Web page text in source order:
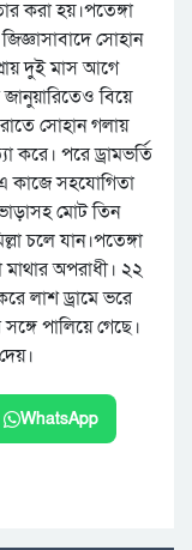
করা হয়।পতেঙ্গা
সোহান
দুই মাস আগে
বিয়ে
সোহান গলায়
করে। পরে ড্রামভর্তি
কাজে সহযোগিতা
মোট তিন
চলে যান।পতেঙ্গা
মাথার অপরাধী। ২২
লাশ ড্রামে ভরে
পালিয়ে গেছে।
WhatsApp